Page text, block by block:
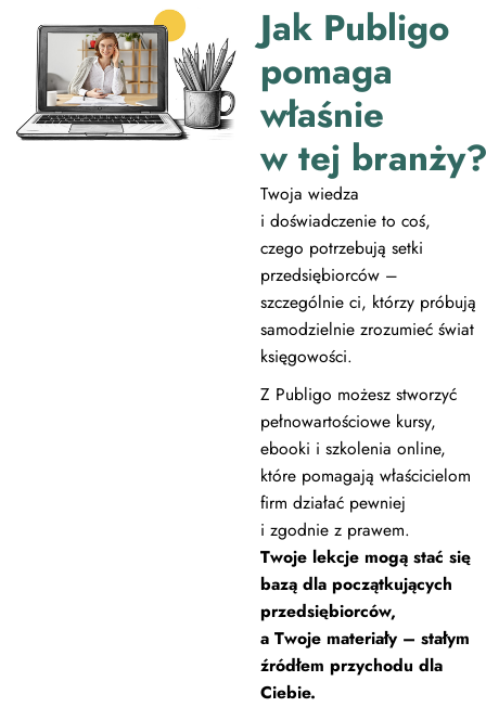
Jak Publigo
pomaga
właśnie
w tej
Twoja wiedza
i doświadczenie to coś,
czego potrzebują setki
przedsiębiorców –
szczególnie ci, którzy próbują
samodzielnie zrozumieć świat
księgowości.
Z Publigo możesz stworzyć
pełnowartościowe kursy,
ebooki i szkolenia online,
które pomagają właścicielom
firm działać pewniej
i zgodnie z prawem.
Twoje lekcje mogą stać się
bazą dla początkujących
przedsiębiorców,
a Twoje materiały – stałym
źródłem przychodu dla
Ciebie.